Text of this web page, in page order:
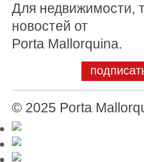
Для недвижимости,
новостей от
Porta Mallorquina.
© 2025 Porta